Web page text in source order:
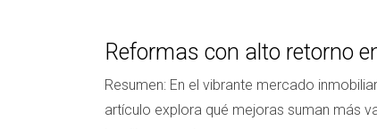
Reformas con alto retorno
Resumen: En el vibrante mercado
artículo explora qué mejoras suman más